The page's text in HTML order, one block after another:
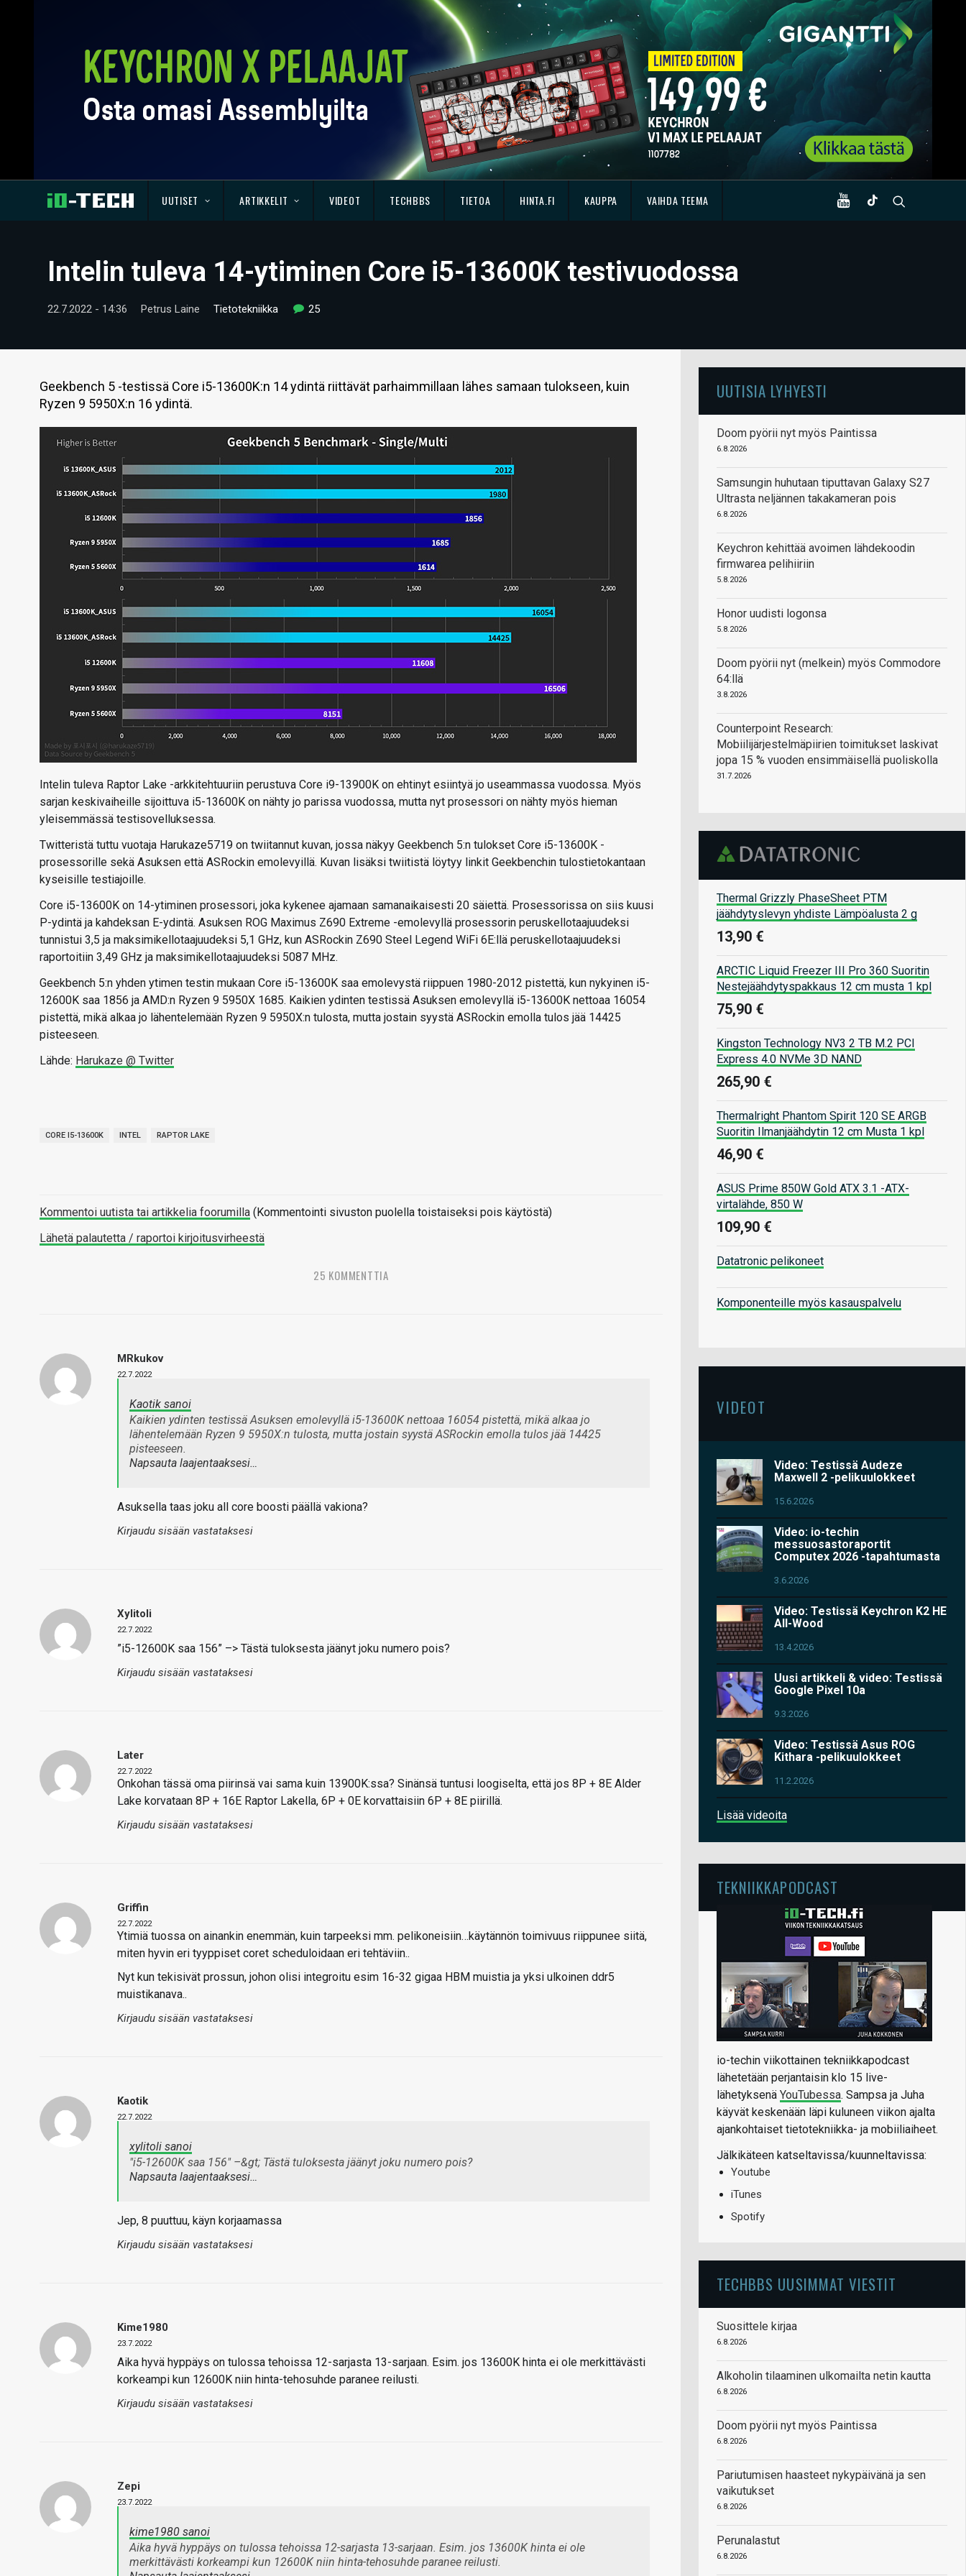
UUTISET ARTIKKELIT VIDEOT TECHBBS TIETOA HINTA.FI KAUPPA VAIHDA TEEMA
Intelin tuleva 14-ytiminen Core i5-13600K testivuodossa
22.7.2022 - 14:36 Petrus Laine Tietotekniikka 25
Geekbench 5 -testissä Core i5-13600K:n 14 ydintä riittävät parhaimmillaan lähes samaan tulokseen, kuin
Ryzen 9 5950X:n 16 ydintä.
Intelin tuleva Raptor Lake -arkkitehtuuriin perustuva Core i9-13900K on ehtinyt esiintyä jo useammassa vuodossa. Myös
sarjan keskivaiheille sijoittuva i5-13600K on nähty jo parissa vuodossa, mutta nyt prosessori on nähty myös hieman
yleisemmässä testisovelluksessa.
Twitteristä tuttu vuotaja Harukaze5719 on twiitannut kuvan, jossa näkyy Geekbench 5:n tulokset Core i5-13600K -
prosessorille sekä Asuksen että ASRockin emolevyillä. Kuvan lisäksi twiitistä löytyy linkit Geekbenchin tulostietokantaan
kyseisille testiajoille.
Core i5-13600K on 14-ytiminen prosessori, joka kykenee ajamaan samanaikaisesti 20 säiettä. Prosessorissa on siis kuusi
P-ydintä ja kahdeksan E-ydintä. Asuksen ROG Maximus Z690 Extreme -emolevyllä prosessorin peruskellotaajuudeksi
tunnistui 3,5 ja maksimikellotaajuudeksi 5,1 GHz, kun ASRockin Z690 Steel Legend WiFi 6E:llä peruskellotaajuudeksi
raportoitiin 3,49 GHz ja maksimikellotaajuudeksi 5087 MHz.
Geekbench 5:n yhden ytimen testin mukaan Core i5-13600K saa emolevystä riippuen 1980-2012 pistettä, kun nykyinen i5-
12600K saa 1856 ja AMD:n Ryzen 9 5950X 1685. Kaikien ydinten testissä Asuksen emolevyllä i5-13600K nettoaa 16054
pistettä, mikä alkaa jo lähentelemään Ryzen 9 5950X:n tulosta, mutta jostain syystä ASRockin emolla tulos jää 14425
pisteeseen.
Lähde: Harukaze @ Twitter
CORE I5-13600K INTEL RAPTOR LAKE
Kommentoi uutista tai artikkelia foorumilla (Kommentointi sivuston puolella toistaiseksi pois käytöstä)
Lähetä palautetta / raportoi kirjoitusvirheestä
25 KOMMENTTIA
MRkukov
22.7.2022
Kaotik sanoi
Kaikien ydinten testissä Asuksen emolevyllä i5-13600K nettoaa 16054 pistettä, mikä alkaa jo
lähentelemään Ryzen 9 5950X:n tulosta, mutta jostain syystä ASRockin emolla tulos jää 14425
pisteeseen.
Napsauta laajentaaksesi…
Asuksella taas joku all core boosti päällä vakiona?
Kirjaudu sisään vastataksesi
Xylitoli
22.7.2022
”i5-12600K saa 156” –> Tästä tuloksesta jäänyt joku numero pois?
Kirjaudu sisään vastataksesi
Later
22.7.2022
Onkohan tässä oma piirinsä vai sama kuin 13900K:ssa? Sinänsä tuntusi loogiselta, että jos 8P + 8E Alder
Lake korvataan 8P + 16E Raptor Lakella, 6P + 0E korvattaisiin 6P + 8E piirillä.
Kirjaudu sisään vastataksesi
Griffin
22.7.2022
Ytimiä tuossa on ainankin enemmän, kuin tarpeeksi mm. pelikoneisiin…käytännön toimivuus riippunee siitä,
miten hyvin eri tyyppiset coret scheduloidaan eri tehtäviin..
Nyt kun tekisivät prossun, johon olisi integroitu esim 16-32 gigaa HBM muistia ja yksi ulkoinen ddr5
muistikanava..
Kirjaudu sisään vastataksesi
Kaotik
22.7.2022
xylitoli sanoi
"i5-12600K saa 156" –&gt; Tästä tuloksesta jäänyt joku numero pois?
Napsauta laajentaaksesi…
Jep, 8 puuttuu, käyn korjaamassa
Kirjaudu sisään vastataksesi
Kime1980
23.7.2022
Aika hyvä hyppäys on tulossa tehoissa 12-sarjasta 13-sarjaan. Esim. jos 13600K hinta ei ole merkittävästi
korkeampi kun 12600K niin hinta-tehosuhde paranee reilusti.
Kirjaudu sisään vastataksesi
Zepi
23.7.2022
kime1980 sanoi
Aika hyvä hyppäys on tulossa tehoissa 12-sarjasta 13-sarjaan. Esim. jos 13600K hinta ei ole
merkittävästi korkeampi kun 12600K niin hinta-tehosuhde paranee reilusti.
UUTISIA LYHYESTI
Doom pyörii nyt myös Paintissa
6.8.2026
Samsungin huhutaan tiputtavan Galaxy S27
Ultrasta neljännen takakameran pois
6.8.2026
Keychron kehittää avoimen lähdekoodin
firmwarea pelihiiriin
5.8.2026
Honor uudisti logonsa
5.8.2026
Doom pyörii nyt (melkein) myös Commodore
64:llä
3.8.2026
Counterpoint Research:
Mobiilijärjestelmäpiirien toimitukset laskivat
jopa 15 % vuoden ensimmäisellä puoliskolla
31.7.2026
Thermal Grizzly PhaseSheet PTM
jäähdytyslevyn yhdiste Lämpöalusta 2 g
13,90 €
ARCTIC Liquid Freezer III Pro 360 Suoritin
Nestejäähdytyspakkaus 12 cm musta 1 kpl
75,90 €
Kingston Technology NV3 2 TB M.2 PCI
Express 4.0 NVMe 3D NAND
265,90 €
Thermalright Phantom Spirit 120 SE ARGB
Suoritin Ilmanjäähdytin 12 cm Musta 1 kpl
46,90 €
ASUS Prime 850W Gold ATX 3.1 -ATX-
virtalähde, 850 W
109,90 €
Datatronic pelikoneet
Komponenteille myös kasauspalvelu
VIDEOT
Video: Testissä Audeze
Maxwell 2 -pelikuulokkeet
15.6.2026
Video: io-techin
messuosastoraportit
Computex 2026 -tapahtumasta
3.6.2026
Video: Testissä Keychron K2 HE
All-Wood
13.4.2026
Uusi artikkeli & video: Testissä
Google Pixel 10a
9.3.2026
Video: Testissä Asus ROG
Kithara -pelikuulokkeet
11.2.2026
Lisää videoita
TEKNIIKKAPODCAST
io-techin viikottainen tekniikkapodcast
lähetetään perjantaisin klo 15 live-
lähetyksenä YouTubessa. Sampsa ja Juha
käyvät keskenään läpi kuluneen viikon ajalta
ajankohtaiset tietotekniikka- ja mobiiliaiheet.
Jälkikäteen katseltavissa/kuunneltavissa:
Youtube
iTunes
Spotify
TECHBBS UUSIMMAT VIESTIT
Suosittele kirjaa
6.8.2026
Alkoholin tilaaminen ulkomailta netin kautta
6.8.2026
Doom pyörii nyt myös Paintissa
6.8.2026
Pariutumisen haasteet nykypäivänä ja sen
vaikutukset
6.8.2026
Perunalastut
6.8.2026